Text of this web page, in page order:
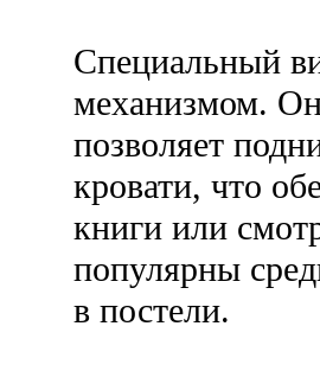
Специальный
механизмом.
позволяет
кровати, что
книги или
популярны
в постели.